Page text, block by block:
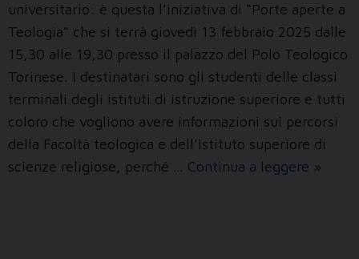
universitario: è questa l’iniziativa di “Porte aperte a
Teologia” che si terrà giovedì 13 febbraio 2025 dalle
15,30 alle 19,30 presso il palazzo del Polo Teologico
Torinese. I destinatari sono gli studenti delle classi
terminali degli istituti di istruzione superiore e tutti
coloro che vogliono avere informazioni sui percorsi
della Facoltà teologica e dell’Istituto superiore di
scienze religiose, perché … Continua a leggere Porte
»